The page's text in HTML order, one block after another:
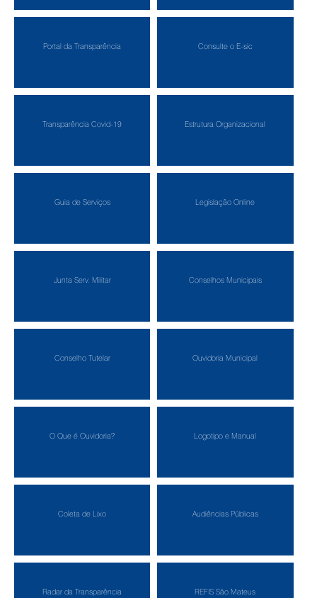
Portal da Transparência Consulte o E-sic
Transparência Covid-19 Estrutura Organizacional
Guia de Serviços Legislação Online
Junta Serv. Militar Conselhos Municipais
Conselho Tutelar Ouvidoria Municipal
O Que é Ouvidoria? Logotipo e Manual
Coleta de Lixo Audiências Públicas
Radar da Transparência REFIS São Mateus